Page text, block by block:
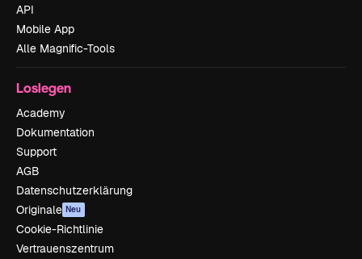
API
Mobile App
Alle Magnific-Tools
Loslegen
Academy
Dokumentation
Support
AGB
Datenschutzerklärung
Originale Neu
Cookie-Richtlinie
Vertrauenszentrum